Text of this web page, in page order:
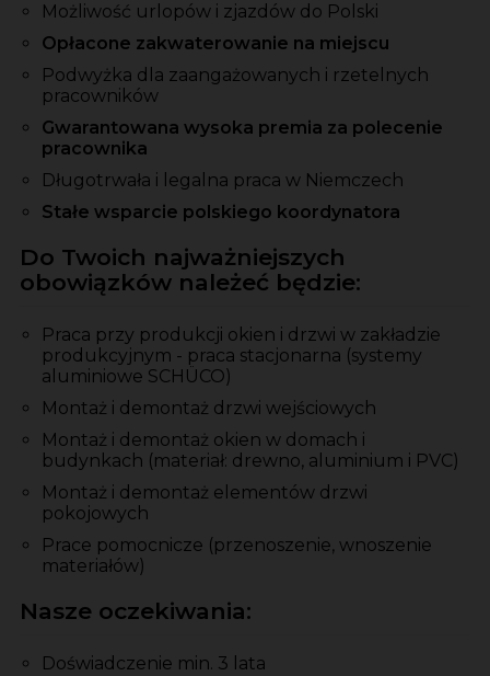
Możliwość urlopów i zjazdów do Polski
Opłacone zakwaterowanie na miejscu
Podwyżka dla zaangażowanych i rzetelnych
pracowników
Gwarantowana wysoka premia za polecenie
pracownika
Długotrwała i legalna praca w Niemczech
Stałe wsparcie polskiego koordynatora
Do Twoich najważniejszych
obowiązków należeć będzie:
Praca przy produkcji okien i drzwi w zakładzie
produkcyjnym - praca stacjonarna (systemy
aluminiowe SCHÜCO)
Montaż i demontaż drzwi wejściowych
Montaż i demontaż okien w domach i
budynkach (materiał: drewno, aluminium i PVC)
Montaż i demontaż elementów drzwi
pokojowych
Prace pomocnicze (przenoszenie, wnoszenie
materiałów)
Nasze oczekiwania:
Doświadczenie min. 3 lata